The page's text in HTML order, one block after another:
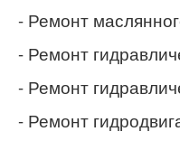
- Ремонт
- Ремонт
- Ремонт
- Ремонт